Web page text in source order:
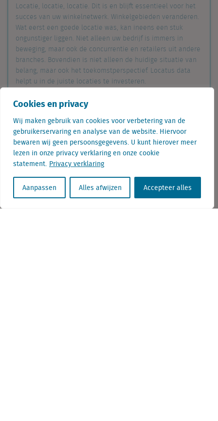
Cookies en privacy
Wij maken gebruik van cookies voor verbetering van de
gebruikerservaring en analyse van de website. Hiervoor
bewaren wij geen persoonsgegevens. U kunt hierover meer
lezen in onze privacy verklaring en onze cookie
statement. Privacy verklaring
Aanpassen Alles afwijzen Accepteer alles
Locatie, locatie, locatie. Dit is en blijft essentieel voor het
succes van uw winkelnetwerk. Winkelgebieden veranderen.
Wat eerst een goede locatie was, kan ineens een stuk
ongunstiger liggen. Niet alleen uw bedrijf is immers in
beweging, maar ook de concurrentie en retailers uit andere
branches. Bovendien is niet alleen de huidige situatie van
belang, maar ook het toekomstperspectief. Locatus data
helpt u in de juiste locaties te investeren.
Lees meer
Deel dit op
Linkedin
Facebook
Twitter